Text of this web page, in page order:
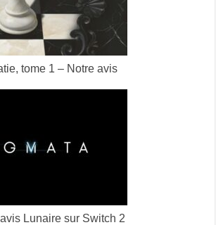
tome 1 – Notre avis
Lunaire sur Switch 2